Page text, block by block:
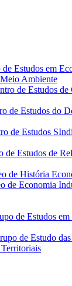
Estudos em
Ambiente
de Estudos de
de Estudos do
de Estudos
de Estudos de
de História
de Economia
de Estudos em
de Estudo das